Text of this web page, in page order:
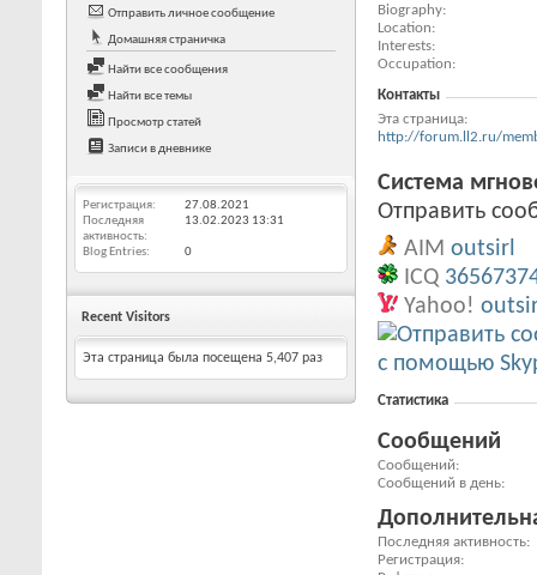
Отправить личное сообщение
Домашняя страничка
Найти все сообщения
Найти все темы
Просмотр статей
Записи в дневнике
Регистрация
27.08.2021
Последняя
активность
13.02.2023 13:31
Blog Entries 0
Recent Visitors
Эта страница была посещена 5,407 раз
Biography
Location
Interests
Occupation
Контакты
Эта страница
http://forum.ll2.ru/
Система
Отправить
AIM outsirl
ICQ
Yahoo!
Статистика
Сообщений
Сообщений
Сообщений в день
Последняя активность
Регистрация